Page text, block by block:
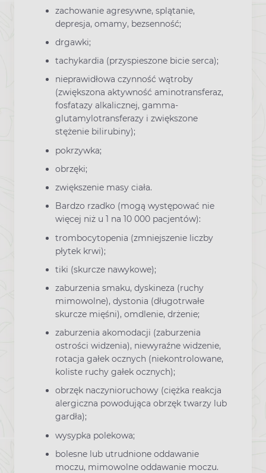
zachowanie agresywne, splątanie,
depresja, omamy, bezsenność;
drgawki;
tachykardia (przyspieszone bicie serca);
nieprawidłowa czynność wątroby
(zwiększona aktywność aminotransferaz,
fosfatazy alkalicznej, gamma-
glutamylotransferazy i zwiększone
stężenie bilirubiny);
pokrzywka;
obrzęki;
zwiększenie masy ciała.
Bardzo rzadko (mogą występować nie
więcej niż u 1 na 10 000 pacjentów):
trombocytopenia (zmniejszenie liczby
płytek krwi);
tiki (skurcze nawykowe);
zaburzenia smaku, dyskineza (ruchy
mimowolne), dystonia (długotrwałe
skurcze mięśni), omdlenie, drżenie;
zaburzenia akomodacji (zaburzenia
ostrości widzenia), niewyraźne widzenie,
rotacja gałek ocznych (niekontrolowane,
koliste ruchy gałek ocznych);
obrzęk naczynioruchowy (ciężka reakcja
alergiczna powodująca obrzęk twarzy lub
gardła);
wysypka polekowa;
bolesne lub utrudnione oddawanie
moczu, mimowolne oddawanie moczu.